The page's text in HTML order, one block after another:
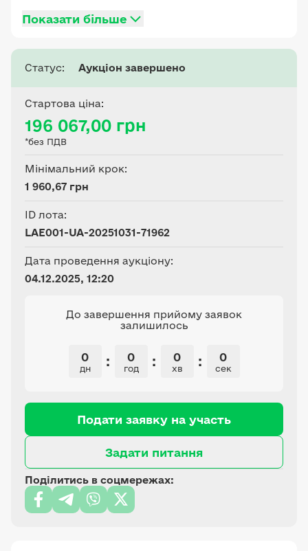
земель: землі
призначення
Показати більше
Статус: Аукціон завершено
Стартова ціна:
196 067,00 грн
*без ПДВ
Мінімальний крок:
1 960,67 грн
ID лота:
LAE001-UA-20251031-71962
Дата проведення аукціону:
04.12.2025, 12:20
До завершення прийому заявок
залишилось
0
дн : 0
год : 0
хв : 0
сек
Подати заявку на участь
Задати питання
Поділитись в соцмережах: